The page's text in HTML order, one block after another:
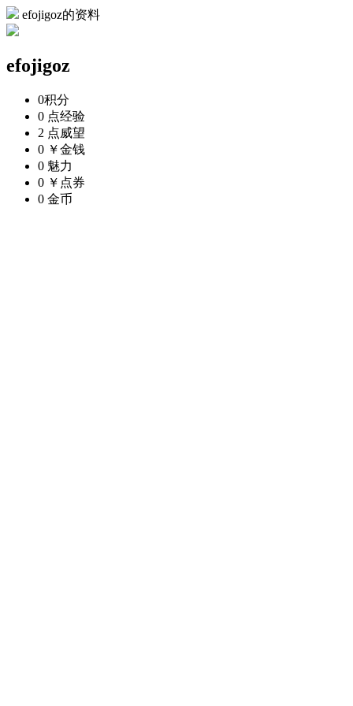
efojigoz的资料
efojigoz
0积分
0 点经验
2 点威望
0 ￥金钱
0 魅力
0 ￥ 点券
0 金币